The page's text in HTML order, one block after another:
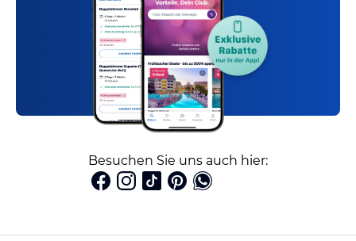
Besuchen Sie uns auch hier: